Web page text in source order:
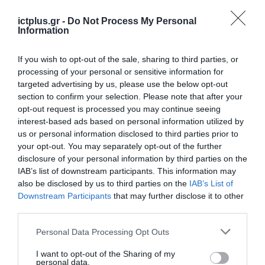
ictplus.gr - Do Not Process My Personal
Information
If you wish to opt-out of the sale, sharing to third parties, or
processing of your personal or sensitive information for
targeted advertising by us, please use the below opt-out
section to confirm your selection. Please note that after your
opt-out request is processed you may continue seeing
interest-based ads based on personal information utilized by
us or personal information disclosed to third parties prior to
your opt-out. You may separately opt-out of the further
disclosure of your personal information by third parties on the
IAB’s list of downstream participants. This information may
also be disclosed by us to third parties on the IAB’s List of
Downstream Participants that may further disclose it to other
Please note that this website/app uses one or more Google
not limited to your visit or usage behaviour. You may click to
Personal Data Processing Opt Outs
I want to opt-out of the Sharing of my
personal data.
Άνοιξε τις εργασίες του το digital
economy forum 2023: Shaping
18.12.2023
ΕΚΔΗΛΩΣΕΙΣ
Σήμερα το digital economy forum